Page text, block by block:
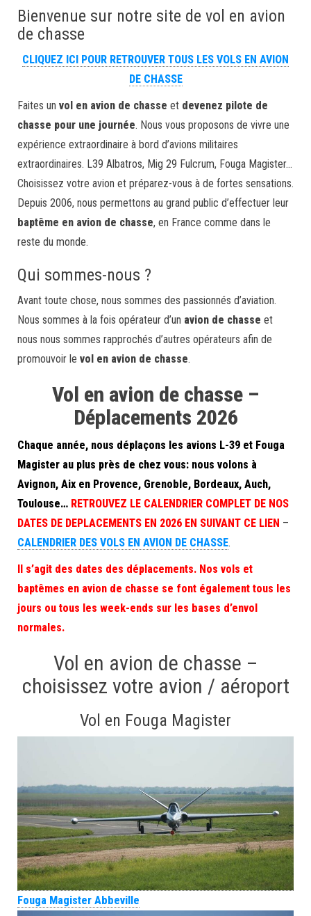
Bienvenue sur notre site de vol en avion
de chasse
CLIQUEZ ICI POUR RETROUVER TOUS LES VOLS EN AVION
DE CHASSE
Faites un vol en avion de chasse et devenez pilote de
chasse pour une journée. Nous vous proposons de vivre une
expérience extraordinaire à bord d’avions militaires
extraordinaires. L39 Albatros, Mig 29 Fulcrum, Fouga Magister…
Choisissez votre avion et préparez-vous à de fortes sensations.
Depuis 2006, nous permettons au grand public d’effectuer leur
baptême en avion de chasse, en France comme dans le
reste du monde.
Qui sommes-nous ?
Avant toute chose, nous sommes des passionnés d’aviation.
Nous sommes à la fois opérateur d’un avion de chasse et
nous nous sommes rapprochés d’autres opérateurs afin de
promouvoir le vol en avion de chasse.
Vol en avion de chasse –
Déplacements 2026
Chaque année, nous déplaçons les avions L-39 et Fouga
Magister au plus près de chez vous: nous volons à
Avignon, Aix en Provence, Grenoble, Bordeaux, Auch,
Toulouse… RETROUVEZ LE CALENDRIER COMPLET DE NOS
DATES DE DEPLACEMENTS EN 2026 EN SUIVANT CE LIEN –
CALENDRIER DES VOLS EN AVION DE CHASSE.
Il s’agit des dates des déplacements. Nos vols et
baptêmes en avion de chasse se font également tous les
jours ou tous les week-ends sur les bases d’envol
normales.
Vol en avion de chasse –
choisissez votre avion / aéroport
Vol en Fouga Magister
Fouga Magister Abbeville